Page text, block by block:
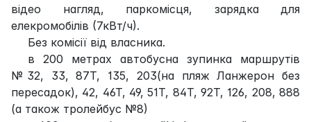
відео нагляд, паркомісця, зарядка для
елекромобілів (7кВт/ч).
Без комісії від власника.
в 200 метрах автобусна зупинка маршрутів
№32, 33, 87Т, 135, 203(на пляж Ланжерон без
пересадок), 42, 46Т, 49, 51Т, 84Т, 92Т, 126, 208, 888
(а також тролейбус №8)